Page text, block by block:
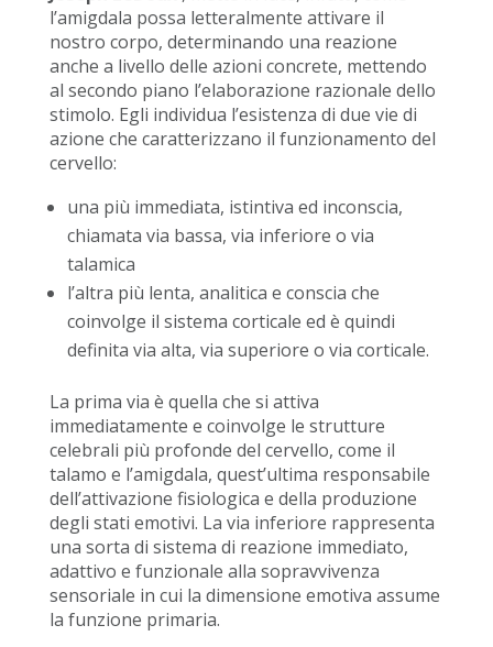
l’amigdala possa letteralmente attivare il
nostro corpo, determinando una reazione
anche a livello delle azioni concrete, mettendo
al secondo piano l’elaborazione razionale dello
stimolo. Egli individua l’esistenza di due vie di
azione che caratterizzano il funzionamento del
cervello:
una più immediata, istintiva ed inconscia,
chiamata via bassa, via inferiore o via
talamica
l’altra più lenta, analitica e conscia che
coinvolge il sistema corticale ed è quindi
definita via alta, via superiore o via corticale.
La prima via è quella che si attiva
immediatamente e coinvolge le strutture
celebrali più profonde del cervello, come il
talamo e l’amigdala, quest’ultima responsabile
dell’attivazione fisiologica e della produzione
degli stati emotivi. La via inferiore rappresenta
una sorta di sistema di reazione immediato,
adattivo e funzionale alla sopravvivenza
sensoriale in cui la dimensione emotiva assume
la funzione primaria.